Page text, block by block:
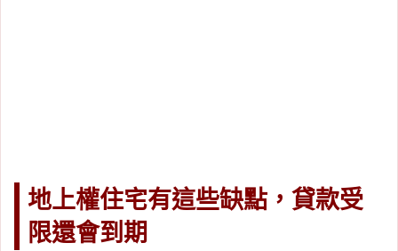
地上權住宅有這些缺點，貸款受
限還會到期